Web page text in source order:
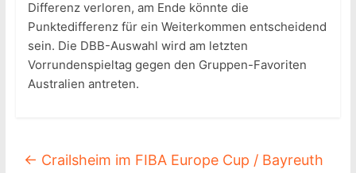
Differenz verloren, am Ende könnte die
Punktedifferenz für ein Weiterkommen entscheidend
sein. Die DBB-Auswahl wird am letzten
Vorrundenspieltag gegen den Gruppen-Favoriten
Australien antreten.
← Crailsheim im FIBA Europe Cup / Bayreuth